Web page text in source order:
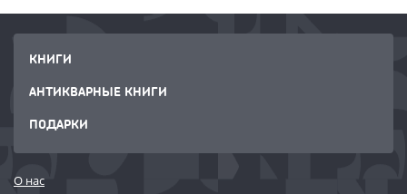
КНИГИ
АНТИКВАРНЫЕ КНИГИ
ПОДАРКИ
О нас